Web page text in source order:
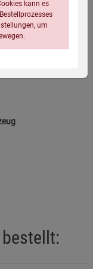
kann es
um